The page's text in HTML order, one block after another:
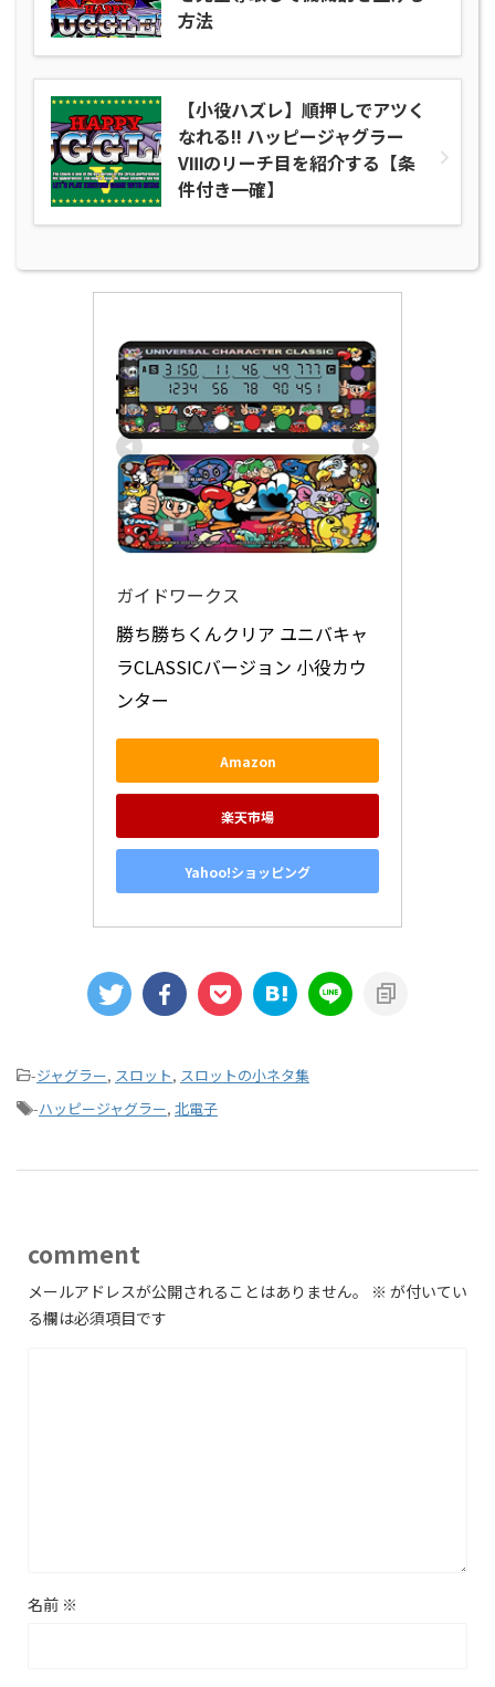
方法
【小役ハズレ】順押しでアツく
なれる!! ハッピージャグラー
VⅢのリーチ目を紹介する【条
件付き一確】
ガイドワークス
勝ち勝ちくんクリア ユニバキャ
ラCLASSICバージョン 小役カウ
ンター
Amazon
楽天市場
Yahoo!ショッピング
-ジャグラー, スロット, スロットの小ネタ集
-ハッピージャグラー, 北電子
comment
メールアドレスが公開されることはありません。 ※ が付いてい
る欄は必須項目です
名前 ※